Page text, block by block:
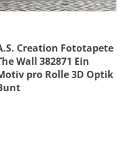
Creation Fototapete
Wall 382871 Ein
pro Rolle 3D Optik